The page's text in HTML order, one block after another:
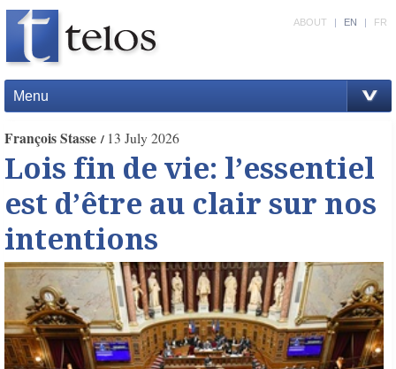
Menu
ABOUT | EN | FR
François Stasse 13 July 2026
Lois fin de vie: l’essentiel
est d’être au clair sur nos
intentions